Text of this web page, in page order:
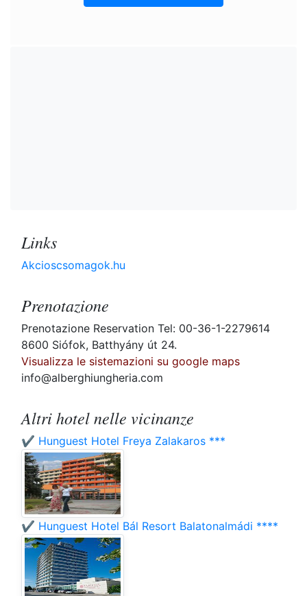
Links
Akcioscsomagok.hu
Prenotazione
Prenotazione Reservation Tel: 00-36-1-2279614
8600 Siófok, Batthyány út 24.
Visualizza le sistemazioni su google maps
info@alberghiungheria.com
Altri hotel nelle vicinanze
✔️ Hunguest Hotel Freya Zalakaros ***
✔️ Hunguest Hotel Bál Resort Balatonalmádi ****